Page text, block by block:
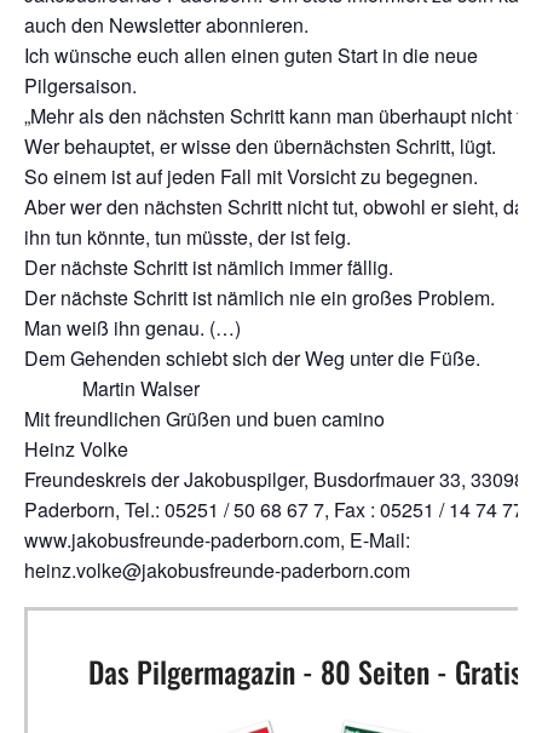
auch den Newsletter abonnieren.
Ich wünsche euch allen einen guten Start in die neue
Pilgersaison.
„Mehr als den nächsten Schritt kann man überhaupt nicht
Wer behauptet, er wisse den übernächsten Schritt, lügt.
So einem ist auf jeden Fall mit Vorsicht zu begegnen.
Aber wer den nächsten Schritt nicht tut, obwohl er sieht,
ihn tun könnte, tun müsste, der ist feig.
Der nächste Schritt ist nämlich immer fällig.
Der nächste Schritt ist nämlich nie ein großes Problem.
Man weiß ihn genau. (…)
Dem Gehenden schiebt sich der Weg unter die
Martin Walser
Mit freundlichen Grüßen und buen camino
Heinz Volke
Freundeskreis der Jakobuspilger, Busdorfmauer 33, 33098
Paderborn, Tel.: 05251 / 50 68 67 7, Fax : 05251 / 14 74 77
www.jakobusfreunde-paderborn.com, E-Mail:
heinz.volke@jakobusfreunde-paderborn.com
Das Pilgermagazin - 80 Seiten - Gratis!